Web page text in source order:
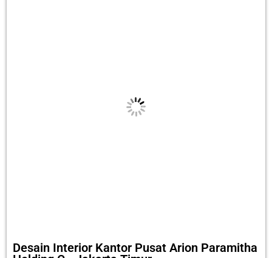
Desain Interior Kantor Pusat Arion Paramitha